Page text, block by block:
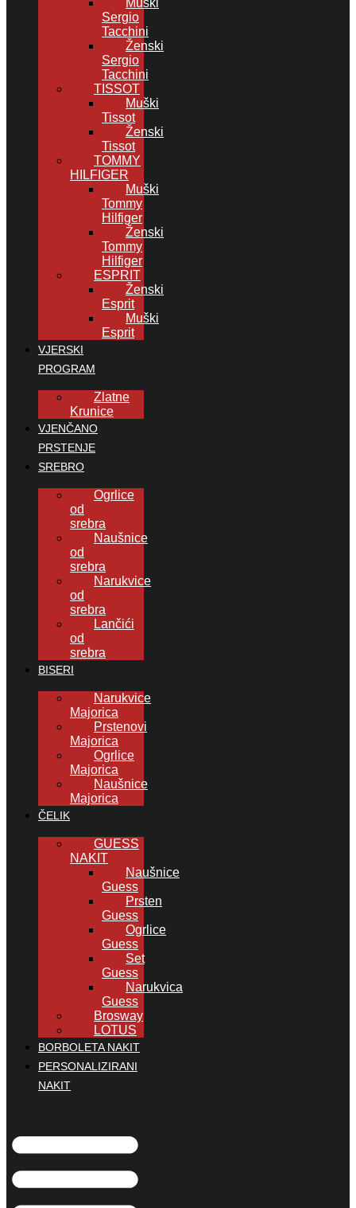
Muški
Sergio
Tacchini
Ženski
Sergio
Tacchini
TISSOT
Muški
Tissot
Ženski
Tissot
TOMMY
HILFIGER
Muški
Tommy
Hilfiger
Ženski
Tommy
Hilfiger
ESPRIT
Ženski
Esprit
Muški
Esprit
VJERSKI
PROGRAM
Zlatne
Krunice
VJENČANO
PRSTENJE
SREBRO
Ogrlice
od
srebra
Naušnice
od
srebra
Narukvice
od
srebra
Lančići
od
srebra
BISERI
Narukvice
Majorica
Prstenovi
Majorica
Ogrlice
Majorica
Naušnice
Majorica
ČELIK
GUESS
NAKIT
Naušnice
Guess
Prsten
Guess
Ogrlice
Guess
Set
Guess
Narukvica
Guess
Brosway
LOTUS
BORBOLETA NAKIT
PERSONALIZIRANI
NAKIT